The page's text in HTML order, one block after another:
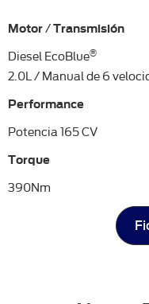
Motor/Transmisión
Diesel EcoBlue®
2.0L / Manual de 6
Performance
Potencia 165 CV
Torque
390Nm